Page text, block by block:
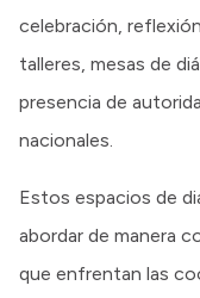
celebración,
talleres, mesas de
presencia de
nacionales.
Estos espacios de
abordar de manera
que enfrentan las